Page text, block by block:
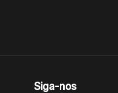
Siga-nos